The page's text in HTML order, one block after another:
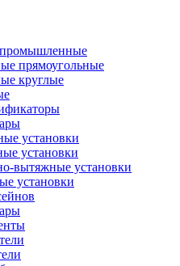
прямоугольные
круглые
установки
установки
вытяжные установки
установки